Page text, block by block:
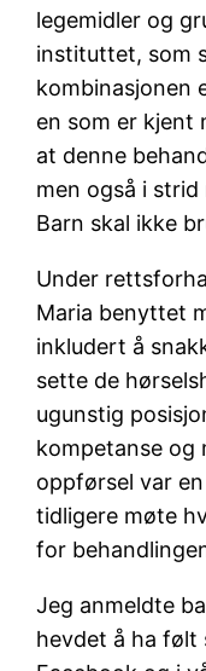
legemidler og
instituttet, som
kombinasjonen
en som er kjent
at denne
men også i
Barn skal ikke
Under
Maria benyttet
inkludert å
sette de
ugunstig
kompetanse og
oppførsel var
tidligere møte
for
Jeg anmeldte
hevdet å ha følt